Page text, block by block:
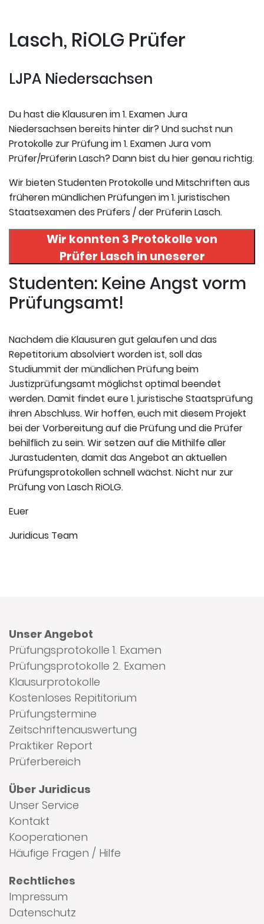
Lasch, RiOLG Prüfer
LJPA Niedersachsen
Du hast die Klausuren im 1. Examen Jura
Niedersachsen bereits hinter dir? Und suchst nun
Protokolle zur Prüfung im 1. Examen Jura vom
Prüfer/Prüferin Lasch? Dann bist du hier genau richtig.
Wir bieten Studenten Protokolle und Mitschriften aus
früheren mündlichen Prüfungen im 1. juristischen
Staatsexamen des Prüfers / der Prüferin Lasch.
Wir konnten 3 Protokolle von
Prüfer Lasch in uneserer
Datenbank finden. Hier
registrieren und die Protokolle
abrufen.
Studenten: Keine Angst vorm
Prüfungsamt!
Nachdem die Klausuren gut gelaufen und das
Repetitorium absolviert worden ist, soll das
Studiummit der mündlichen Prüfung beim
Justizprüfungsamt möglichst optimal beendet
werden. Damit findet eure 1. juristische Staatsprüfung
ihren Abschluss. Wir hoffen, euch mit diesem Projekt
bei der Vorbereitung auf die Prüfung und die Prüfer
behilflich zu sein. Wir setzen auf die Mithilfe aller
Jurastudenten, damit das Angebot an aktuellen
Prüfungsprotokollen schnell wächst. Nicht nur zur
Prüfung von Lasch RiOLG.
Euer
Juridicus Team
Unser Angebot
Prüfungsprotokolle 1. Examen
Prüfungsprotokolle 2. Examen
Klausurprotokolle
Kostenloses Repititorium
Prüfungstermine
Zeitschriftenauswertung
Praktiker Report
Prüferbereich
Über Juridicus
Unser Service
Kontakt
Kooperationen
Häufige Fragen / Hilfe
Rechtliches
Impressum
Datenschutz